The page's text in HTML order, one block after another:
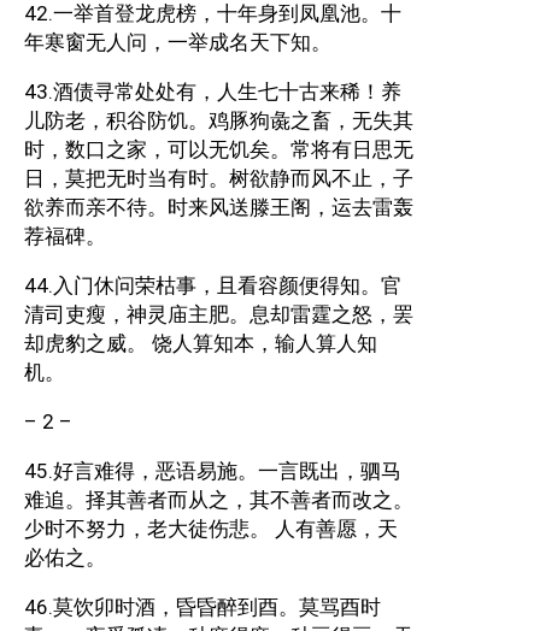
42.一举首登龙虎榜，十年身到凤凰池。十
年寒窗无人问，一举成名天下知。
43.酒债寻常处处有，人生七十古来稀！养
儿防老，积谷防饥。鸡豚狗彘之畜，无失其
时，数口之家，可以无饥矣。常将有日思无
日，莫把无时当有时。树欲静而风不止，子
欲养而亲不待。时来风送滕王阁，运去雷轰
荐福碑。
44.入门休问荣枯事，且看容颜便得知。官
清司吏瘦，神灵庙主肥。息却雷霆之怒，罢
却虎豹之威。 饶人算知本，输人算人知
机。
– 2 –
45.好言难得，恶语易施。一言既出，驷马
难追。择其善者而从之，其不善者而改之。
少时不努力，老大徒伤悲。 人有善愿，天
必佑之。
46.莫饮卯时酒，昏昏醉到酉。莫骂酉时